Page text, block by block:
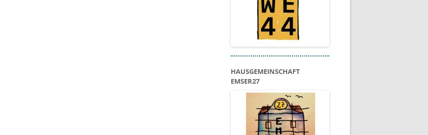
HAUSGEMEINSCHAFT
EMSER27